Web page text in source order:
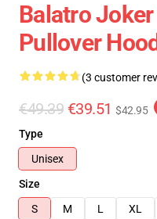
Balatro
Pullover
(3 customer
€49.39 €39.51 $42.95
Type
Unisex
Size
S
M L XL